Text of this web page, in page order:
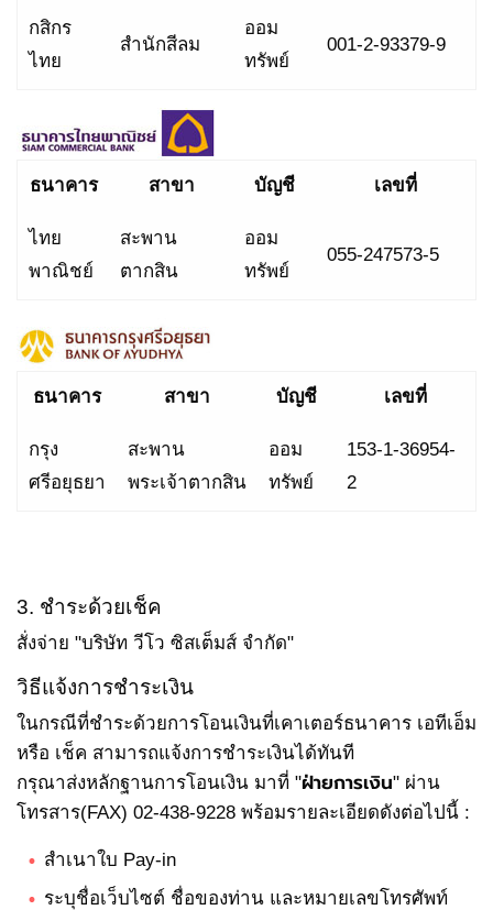
กสิกร
ไทย
สำนักสีลม
ออม
ทรัพย์
001-2-93379-9
ธนาคาร สาขา บัญชี เลขที่
ไทย
พาณิชย์
สะพาน
ตากสิน
ออม
ทรัพย์
055-247573-5
ธนาคาร สาขา บัญชี เลขที่
กรุง
ศรีอยุธยา
สะพาน
พระเจ้าตากสิน
ออม
ทรัพย์
153-1-36954-
2
3. ชำระด้วยเช็ค
สั่งจ่าย "บริษัท วีโว ซิสเต็มส์ จำกัด"
วิธีแจ้งการชำระเงิน
ในกรณีที่ชำระด้วยการโอนเงินที่เคาเตอร์ธนาคาร เอทีเอ็ม
หรือ เช็ค สามารถแจ้งการชำระเงินได้ทันที
กรุณาส่งหลักฐานการโอนเงิน มาที่ "ฝ่ายการเงิน" ผ่าน
โทรสาร(FAX) 02-438-9228 พร้อมรายละเอียดดังต่อไปนี้ :
สำเนาใบ Pay-in
ระบุชื่อเว็บไซต์ ชื่อของท่าน และหมายเลขโทรศัพท์